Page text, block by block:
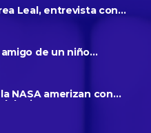
Leal, entrevista con
......
de un niño
llamado ......
NASA amerizan con
primer ......